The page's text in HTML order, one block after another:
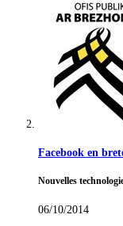
Facebook en
Nouvelles
06/10/2014